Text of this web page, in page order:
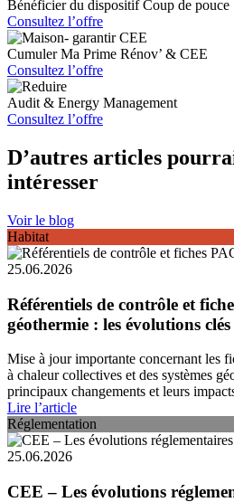
Bénéficier du dispositif Coup de pouce
Consultez l’offre
Cumuler Ma Prime Rénov’ & CEE
Consultez l’offre
Audit & Energy Management
Consultez l’offre
D’autres articles
intéresser
Voir le blog
Habitat
25.06.2026
Référentiels de contrôle et
géothermie : les évolutions
Mise à jour importante concernant les
à chaleur collectives et des systèmes
principaux changements et leurs
Lire l’article
Réglementation
25.06.2026
CEE – Les évolutions